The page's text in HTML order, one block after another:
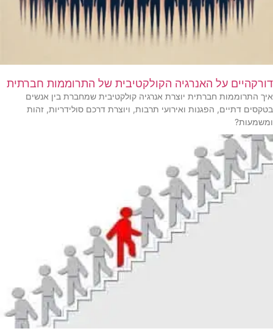
דורקהיים על האנרגיה הקולקטיבית של התרוממות חברתית
איך התרוממות חברתית יוצרת אנרגיה קולקטיבית שמחברת בין אנשים
בטקסים דתיים, הפגנות ואירועי תרבות, ויוצרת דרכם סולידריות, זהות
ומשמעות?